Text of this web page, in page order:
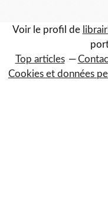
Voir le profil de
Top articles
Cookies et données